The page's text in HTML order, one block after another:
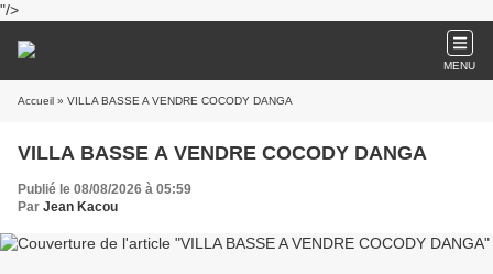
"/>
MENU
Accueil » VILLA BASSE A VENDRE COCODY DANGA
VILLA BASSE A VENDRE COCODY DANGA
Publié le 08/08/2026 à 05:59
Par Jean Kacou